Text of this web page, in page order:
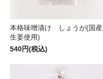
本格味噌漬け しょうが(国産
生姜使用)
540円(税込)